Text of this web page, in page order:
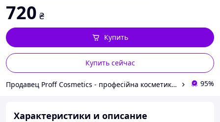
720 ₴
Купить сейчас
Купить
Продавец Proff Cosmetics - професійна косметика провідних брендів світу 95%
Характеристики и описание